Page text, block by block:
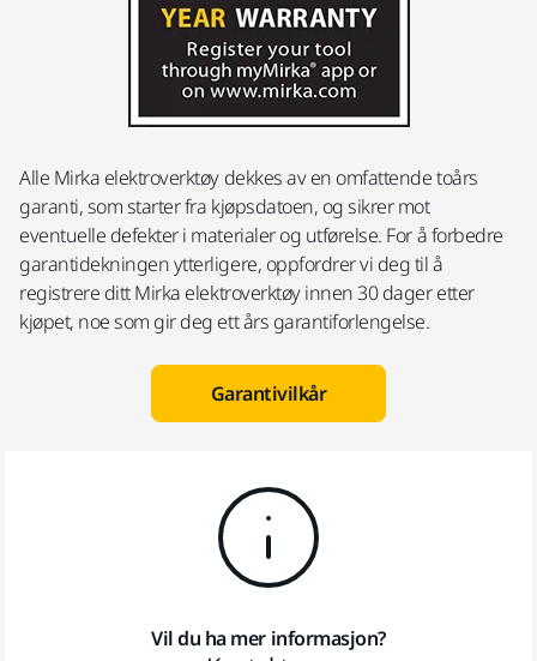
Alle Mirka elektroverktøy dekkes av en omfattende toårs
garanti, som starter fra kjøpsdatoen, og sikrer mot
eventuelle defekter i materialer og utførelse. For å forbedre
garantidekningen ytterligere, oppfordrer vi deg til å
registrere ditt Mirka elektroverktøy innen 30 dager etter
kjøpet, noe som gir deg ett års garantiforlengelse.
Garantivilkår
Vil du ha mer informasjon?